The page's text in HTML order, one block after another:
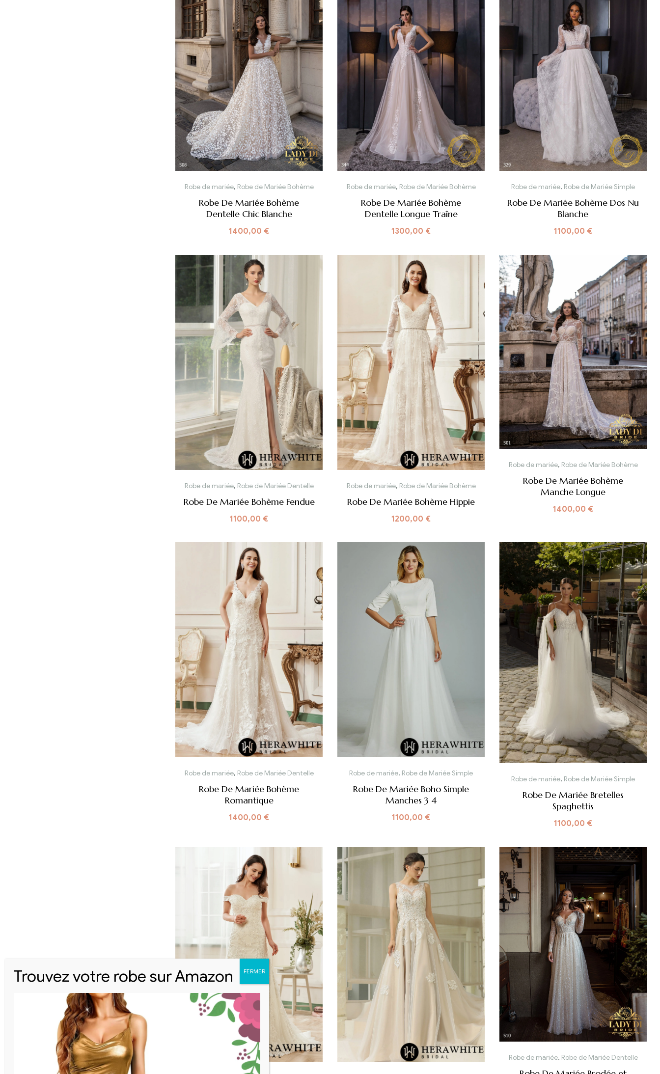
Robe de mariée, Robe de Mariée Bohème
Robe De Mariée Bohème
Dentelle Chic Blanche
1400,00 €
Robe de mariée, Robe de Mariée Bohème
Robe De Mariée Bohème
Dentelle Longue Traîne
1300,00 €
Robe de mariée, Robe de Mariée Simple
Robe De Mariée Bohème Dos Nu
Blanche
1100,00 €
Robe de mariée, Robe de Mariée Dentelle
Robe De Mariée Bohème Fendue
1100,00 €
Robe de mariée, Robe de Mariée Bohème
Robe De Mariée Bohème Hippie
1200,00 €
Robe de mariée, Robe de Mariée Bohème
Robe De Mariée Bohème
Manche Longue
1400,00 €
Robe de mariée, Robe de Mariée Dentelle
Robe De Mariée Bohème
Romantique
1400,00 €
Robe de mariée, Robe de Mariée Simple
Robe De Mariée Boho Simple
Manches 3 4
1100,00 €
Robe de mariée, Robe de Mariée Simple
Robe De Mariée Bretelles
Spaghettis
1100,00 €
Robe de mariée, Robe de Mariée Dentelle